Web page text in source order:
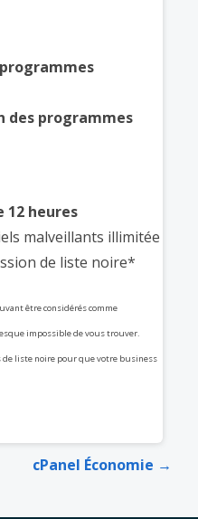
des programmes
12 heures
malveillants illimitée
de liste noire*
être considérés comme
impossible de vous trouver.
liste noire pour que votre business
cPanel Économie →